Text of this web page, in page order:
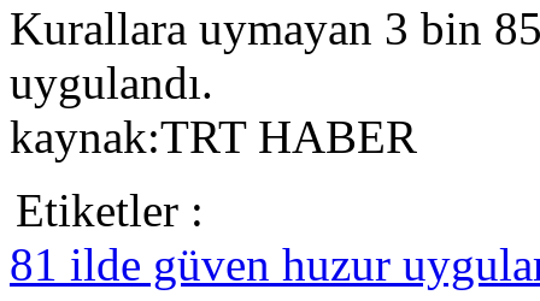
Kurallara uymayan 3 bin
uygulandı.
kaynak:TRT HABER
Etiketler :
81 ilde güven huzur